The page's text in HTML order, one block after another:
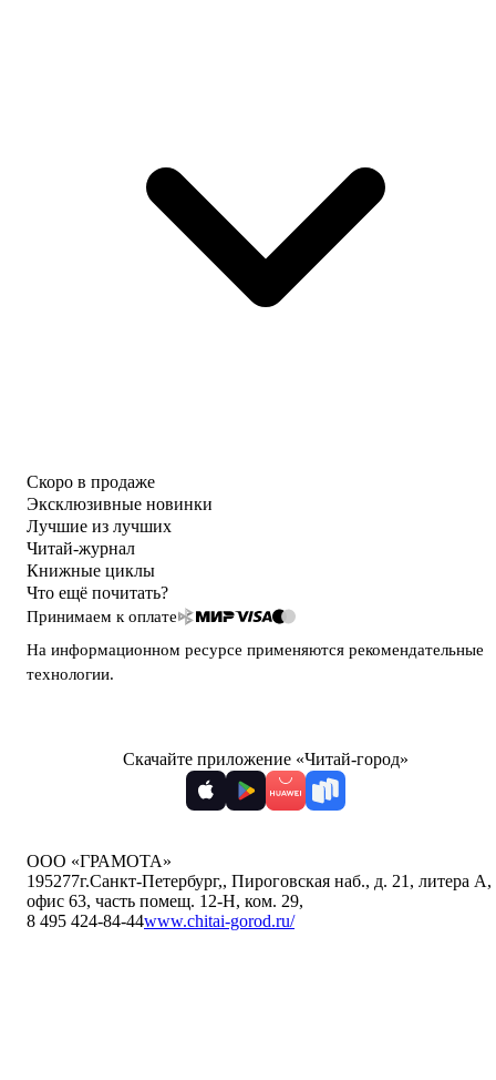
Скоро в продаже
Эксклюзивные новинки
Лучшие из лучших
Читай-журнал
Книжные циклы
Что ещё почитать?
Принимаем к оплате
На информационном ресурсе применяются рекомендательные
технологии.
Скачайте приложение «Читай-город»
ООО «ГРАМОТА»
195277г.Санкт-Петербург,, Пироговская наб., д. 21, литера А,
офис 63, часть помещ. 12-Н, ком. 29,
8 495 424-84-44www.chitai-gorod.ru/